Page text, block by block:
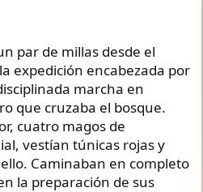
par de millas desde el
expedición encabezada por
marcha en
que cruzaba el bosque.
cuatro magos de
vestían túnicas rojas y
Caminaban en completo
la preparación de sus